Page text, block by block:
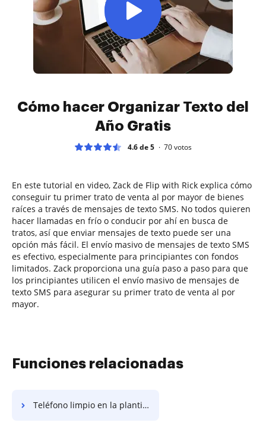
Cómo hacer Organizar Texto del
Año Gratis
4.6 de 5 70votos
En este tutorial en video, Zack de Flip with Rick explica cómo
conseguir tu primer trato de venta al por mayor de bienes
raíces a través de mensajes de texto SMS. No todos quieren
hacer llamadas en frío o conducir por ahí en busca de
tratos, así que enviar mensajes de texto puede ser una
opción más fácil. El envío masivo de mensajes de texto SMS
es efectivo, especialmente para principiantes con fondos
limitados. Zack proporciona una guía paso a paso para que
los principiantes utilicen el envío masivo de mensajes de
texto SMS para asegurar su primer trato de venta al por
mayor.
Funciones relacionadas
Teléfono limpio en la plantilla de acuerdo de trueque